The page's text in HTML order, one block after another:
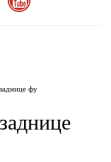
фу